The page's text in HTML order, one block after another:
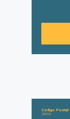
Código Postal:
28053